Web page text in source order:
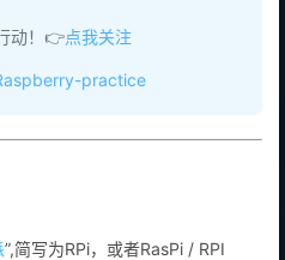
动！👉点我关注
practice
”,简写为RPi，或者RasPi / RPI